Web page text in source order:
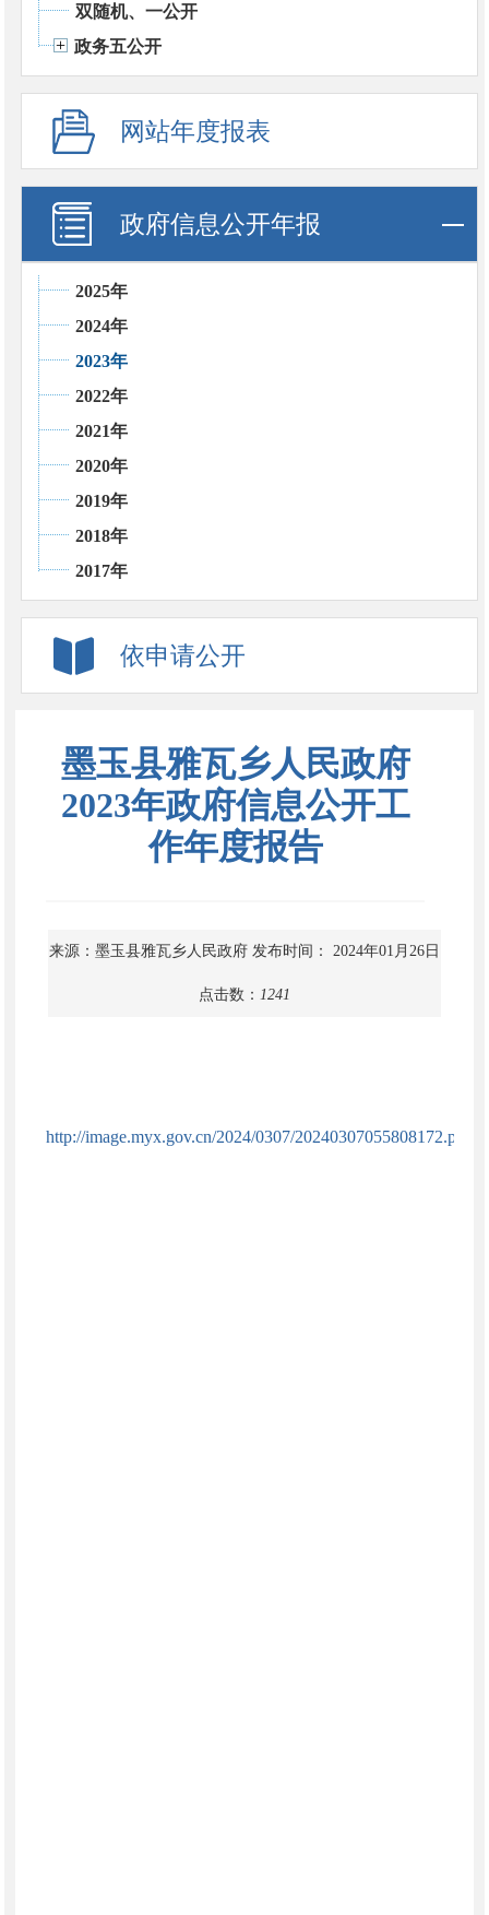
双随机、一公开
政务五公开
网站年度报表
政府信息公开年报
2025年
2024年
2023年
2022年
2021年
2020年
2019年
2018年
2017年
依申请公开
墨玉县雅瓦乡人民政府
2023年政府信息公开工
作年度报告
来源：墨玉县雅瓦乡人民政府 发布时间： 2024年01月26日
点击数： 1241
http://image.myx.gov.cn/2024/0307/20240307055808172.pdf